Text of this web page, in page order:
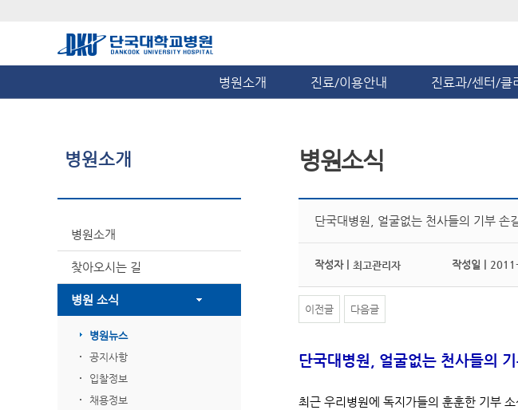
병원소개 진료/이용안내 진료과/센터/클
병원소개
병원소개
찾아오시는 길
병원 소식
병원뉴스
공지사항
입찰정보
채용정보
병원소식
단국대병원, 얼굴없는 천사들의 기부 손
작성자 | 최고관리자 작성일 |
이전글 다음글
단국대병원, 얼굴없는 천사들의
최근 우리병원에 독지가들의 훈훈한 기부